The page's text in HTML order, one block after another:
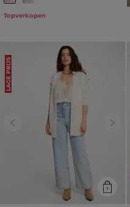
Topverkopen
LAGE PRIJS
Previous Next